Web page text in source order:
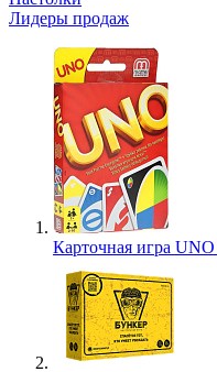
Лидеры продаж
Карточная игра